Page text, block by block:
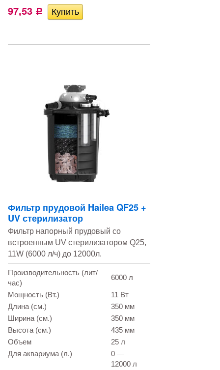
97,53 Р
Фильтр прудовой Hailea QF25 +
UV стерилизатор
Фильтр напорный прудовый со
встроенным UV стерилизатором Q25,
11W (6000 л/ч) до 12000л.
Производительность (лит/
час)
6000 л
Мощность (Вт.)
11 Вт
Длина (см.)
350 мм
Ширина (см.)
350 мм
Высота (см.)
435 мм
Объем
25 л
Для аквариума (л.)
0 —
12000 л